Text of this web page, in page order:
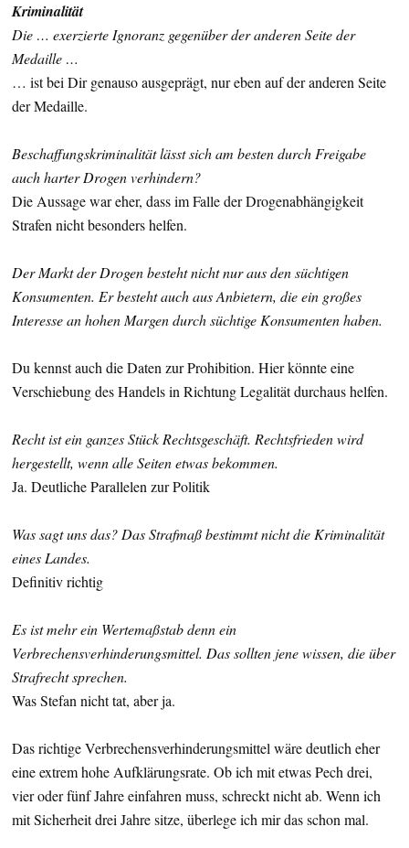
Kriminalität
Die … exerzierte Ignoranz gegenüber der anderen Seite der
Medaille …
… ist bei Dir genauso ausgeprägt, nur eben auf der anderen Seite
der Medaille.
Beschaffungskriminalität lässt sich am besten durch Freigabe
auch harter Drogen verhindern?
Die Aussage war eher, dass im Falle der Drogenabhängigkeit
Strafen nicht besonders helfen.
Der Markt der Drogen besteht nicht nur aus den süchtigen
Konsumenten. Er besteht auch aus Anbietern, die ein großes
Interesse an hohen Margen durch süchtige Konsumenten haben.
Du kennst auch die Daten zur Prohibition. Hier könnte eine
Verschiebung des Handels in Richtung Legalität durchaus helfen.
Recht ist ein ganzes Stück Rechtsgeschäft. Rechtsfrieden wird
hergestellt, wenn alle Seiten etwas bekommen.
Ja. Deutliche Parallelen zur Politik
Was sagt uns das? Das Strafmaß bestimmt nicht die Kriminalität
eines Landes.
Definitiv richtig
Es ist mehr ein Wertemaßstab denn ein
Verbrechensverhinderungsmittel. Das sollten jene wissen, die über
Strafrecht sprechen.
Was Stefan nicht tat, aber ja.
Das richtige Verbrechensverhinderungsmittel wäre deutlich eher
eine extrem hohe Aufklärungsrate. Ob ich mit etwas Pech drei,
vier oder fünf Jahre einfahren muss, schreckt nicht ab. Wenn ich
mit Sicherheit drei Jahre sitze, überlege ich mir das schon mal.